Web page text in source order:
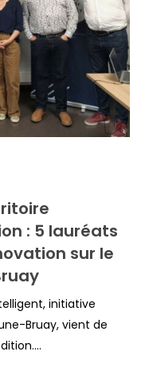
: 5 lauréats
sur le
initiative
Bruay, vient de